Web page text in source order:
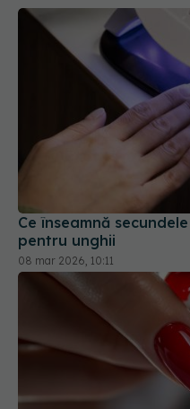
Ce înseamnă
pentru unghii